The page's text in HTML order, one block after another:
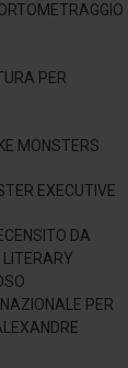
PER
MONSTERS
EXECUTIVE
DA
LITERARY
PER